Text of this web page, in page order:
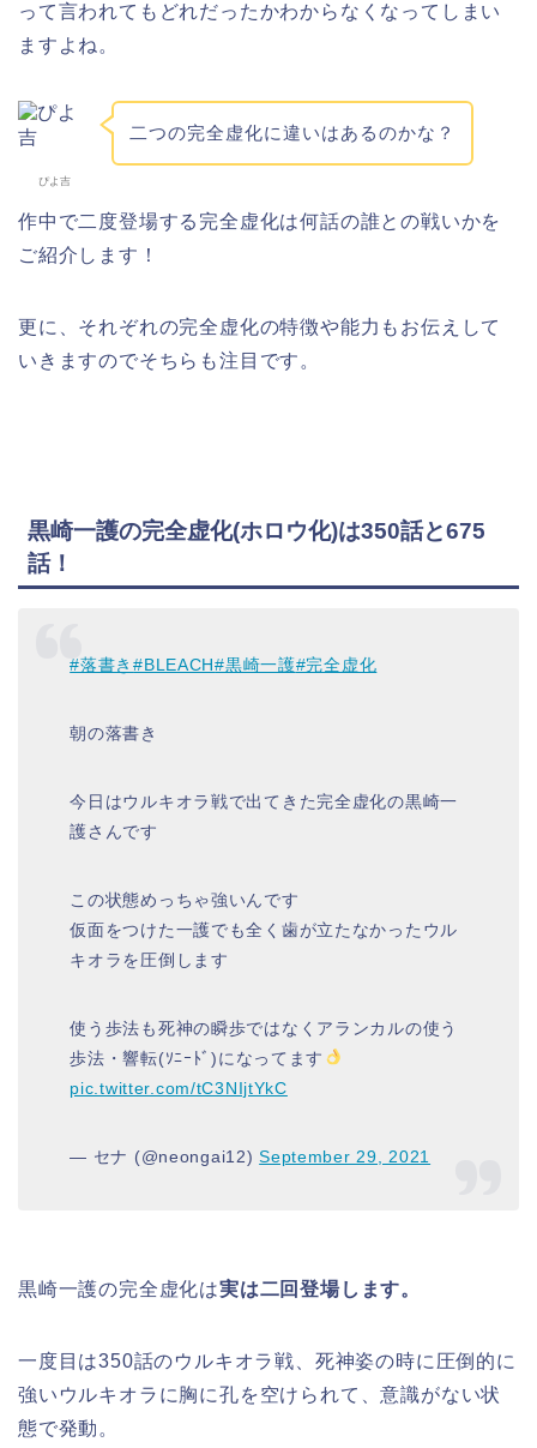
って言われてもどれだったかわからなくなってしまい
ますよね。
ぴよ吉
二つの完全虚化に違いはあるのかな？
作中で二度登場する完全虚化は何話の誰との戦いかを
ご紹介します！
更に、それぞれの完全虚化の特徴や能力もお伝えして
いきますのでそちらも注目です。
黒崎一護の完全虚化(ホロウ化)は350話と675
話！
#落書き#BLEACH#黒崎一護#完全虚化
朝の落書き
今日はウルキオラ戦で出てきた完全虚化の黒崎一
護さんです
この状態めっちゃ強いんです
仮面をつけた一護でも全く歯が立たなかったウル
キオラを圧倒します
使う歩法も死神の瞬歩ではなくアランカルの使う
歩法・響転(ｿﾆｰﾄﾞ)になってます
pic.twitter.com/tC3NIjtYkC
— セナ (@neongai12)September 29, 2021
黒崎一護の完全虚化は実は二回登場します。
一度目は350話のウルキオラ戦、死神姿の時に圧倒的に
強いウルキオラに胸に孔を空けられて、意識がない状
態で発動。